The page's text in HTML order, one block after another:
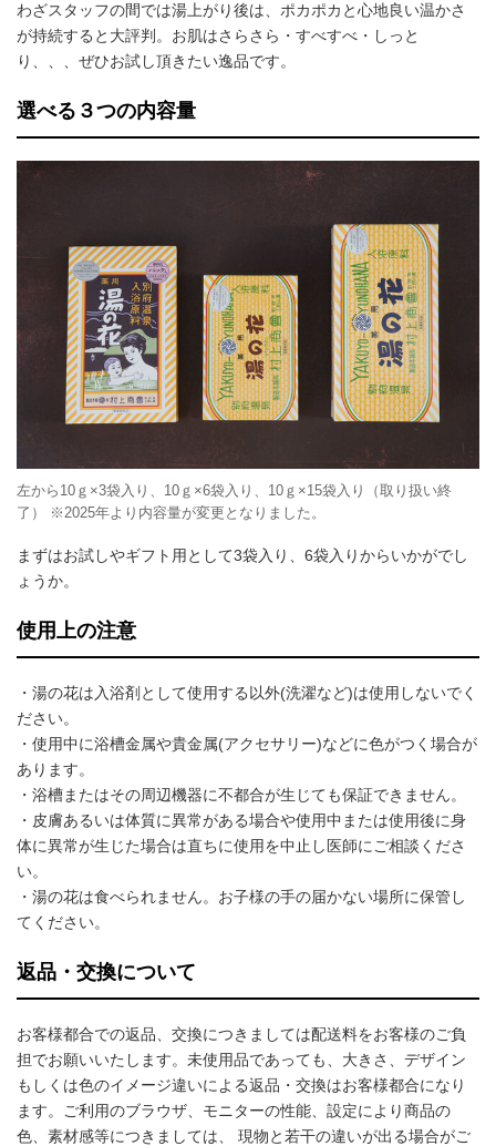
わざスタッフの間では湯上がり後は、ポカポカと心地良い温かさ
が持続すると大評判。お肌はさらさら・すべすべ・しっと
り、、、ぜひお試し頂きたい逸品です。
選べる３つの内容量
左から10ｇ×3袋入り、10ｇ×6袋入り、10ｇ×15袋入り（取り扱い終
了） ※2025年より内容量が変更となりました。
まずはお試しやギフト用として3袋入り、6袋入りからいかがでし
ょうか。
使用上の注意
・湯の花は入浴剤として使用する以外(洗濯など)は使用しないでく
ださい。
・使用中に浴槽金属や貴金属(アクセサリー)などに色がつく場合が
あります。
・浴槽またはその周辺機器に不都合が生じても保証できません。
・皮膚あるいは体質に異常がある場合や使用中または使用後に身
体に異常が生じた場合は直ちに使用を中止し医師にご相談くださ
い。
・湯の花は食べられません。お子様の手の届かない場所に保管し
てください。
返品・交換について
お客様都合での返品、交換につきましては配送料をお客様のご負
担でお願いいたします。未使用品であっても、大きさ、デザイン
もしくは色のイメージ違いによる返品・交換はお客様都合になり
ます。ご利用のブラウザ、モニターの性能、設定により商品の
色、素材感等につきましては、 現物と若干の違いが出る場合がご